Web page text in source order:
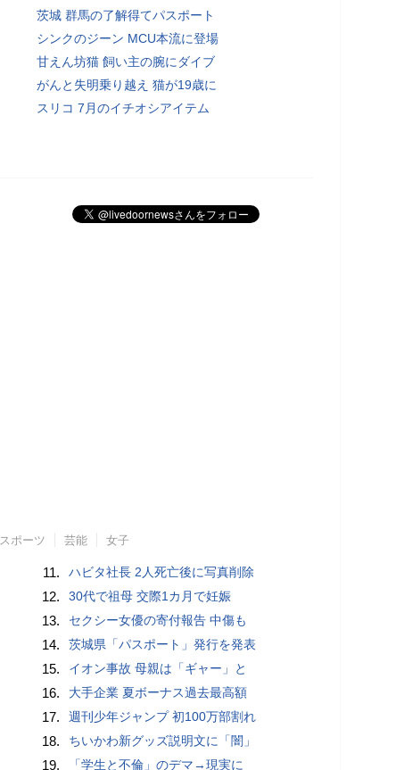
茨城 群馬の了解得てパスポート
シンクのジーン MCU本流に登場
甘えん坊猫 飼い主の腕にダイブ
がんと失明乗り越え 猫が19歳に
スリコ 7月のイチオシアイテム
スポーツ 芸能 女子
11. ハビタ社長 2人死亡後に写真削除
12. 30代で祖母 交際1カ月で妊娠
13. セクシー女優の寄付報告 中傷も
14. 茨城県「パスポート」発行を発表
15. イオン事故 母親は「ギャー」と
16. 大手企業 夏ボーナス過去最高額
17. 週刊少年ジャンプ 初100万部割れ
18. ちいかわ新グッズ説明文に「闇」
19. 「学生と不倫」のデマ→現実に